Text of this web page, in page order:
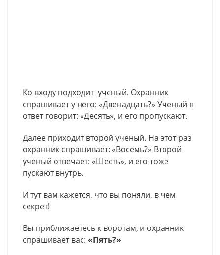
Ко входу подходит ученый. Охранник
спрашивает у него: «Двенадцать?» Ученый в
ответ говорит: «Десять», и его пропускают.
Далее приходит второй ученый. На этот раз
охранник спрашивает: «Восемь?» Второй
ученый отвечает: «Шесть», и его тоже
пускают внутрь.
И тут вам кажется, что вы поняли, в чем
секрет!
Вы приближаетесь к воротам, и охранник
спрашивает вас: «Пять?»